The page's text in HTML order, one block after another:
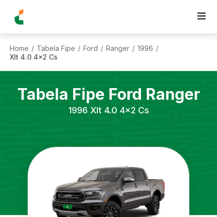
Home / Tabela Fipe / Ford / Ranger / 1996 /
Xlt 4.0 4x2 Cs
Tabela Fipe Ford Ranger
1996 Xlt 4.0 4x2 Cs